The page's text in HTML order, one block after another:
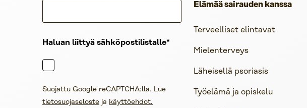
Haluan liittyä sähköpostilistalle
Suojattu Google reCAPTCHA:lla. Lue
tietosuojaseloste ja käyttöehdot.
Elämää sairauden kanssa
Terveelliset elintavat
Mielenterveys
Läheisellä psoriasis
Työelämä ja opiskelu